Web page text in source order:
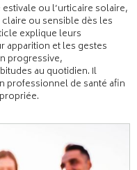
ou l’urticaire solaire,
ou sensible dès les
explique leurs
apparition et les gestes
progressive,
au quotidien. Il
professionnel de santé afin